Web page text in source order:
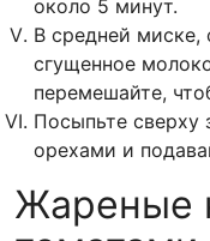
около 5 минут.
В средней
сгущенное
перемешайте,
Посыпьте сверху
орехами и
Жареные